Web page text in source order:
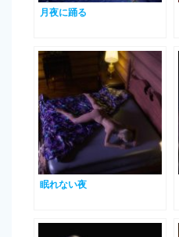
月夜に踊る
眠れない夜